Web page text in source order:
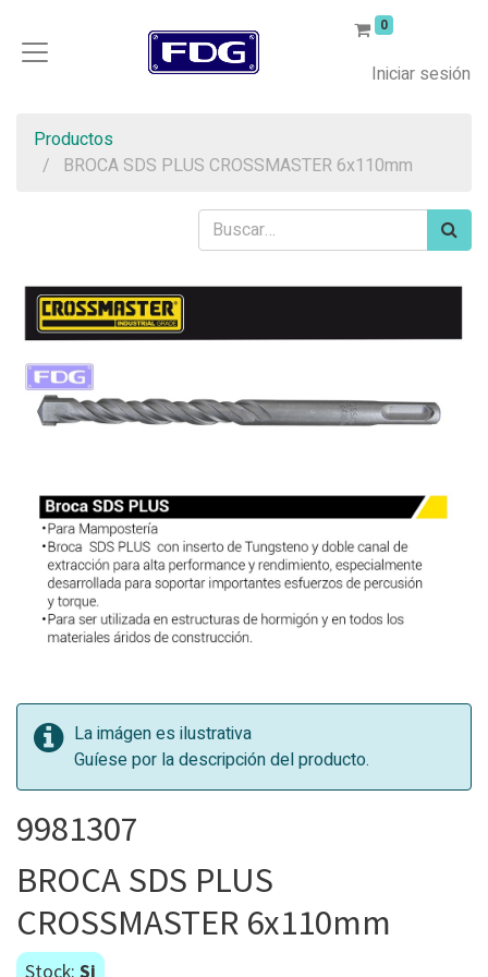
0
Iniciar sesión
Productos
BROCA SDS PLUS CROSSMASTER 6x110mm
La imágen es ilustrativa
Guíese por la descripción del producto.
9981307
BROCA SDS PLUS
CROSSMASTER 6x110mm
Stock: Si